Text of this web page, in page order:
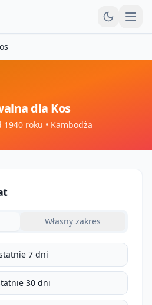
dla Kos
1940 roku • Kambodża
Własny zakres
7 dni
30 dni